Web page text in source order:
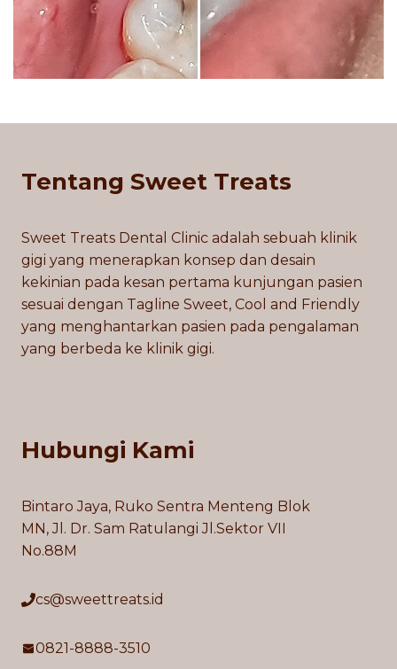
Tentang Sweet Treats
Sweet Treats Dental Clinic adalah sebuah klinik
gigi yang menerapkan konsep dan desain
kekinian pada kesan pertama kunjungan pasien
sesuai dengan Tagline Sweet, Cool and Friendly
yang menghantarkan pasien pada pengalaman
yang berbeda ke klinik gigi.
Hubungi Kami
Bintaro Jaya, Ruko Sentra Menteng Blok
MN, Jl. Dr. Sam Ratulangi Jl.Sektor VII
No.88M
cs@sweettreats.id
0821-8888-3510